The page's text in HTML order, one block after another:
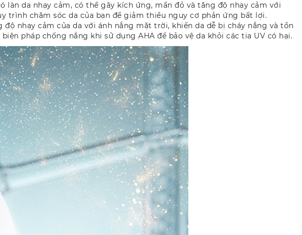
làn da nhạy cảm, có thể gây kích ứng, mẩn đỏ và tăng độ nhạy cảm với
trình chăm sóc da của bạn để giảm thiểu nguy cơ phản ứng bất lợi.
nhạy cảm của da với ánh nắng mặt trời, khiến da dễ bị cháy nắng và tổn
pháp chống nắng khi sử dụng AHA để bảo vệ da khỏi các tia UV có hại.